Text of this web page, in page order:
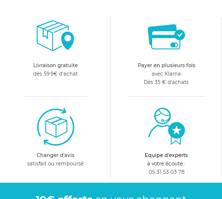
Livraison gratuite
dès 59.9€ d'achat
Payer en plusieurs fois
avec Klarna
Dès 35 € d'achats
Changer d'avis
satisfait ou remboursé
Equipe d'experts
à votre écoute :
05 31 53 03 78